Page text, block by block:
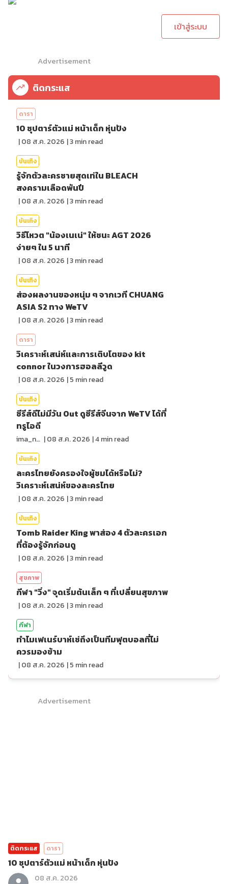
เข้าสู่ระบบ
Advertisement
ติดกระแส
ดารา
10 ซุปตาร์ตัวแม่ หน้าเด็ก หุ่นปัง
|08 ส.ค. 2026 |3min read
บันเทิง
รู้จักตัวละครชายสุดเท่ใน BLEACH
สงครามเลือดพันปี
|08 ส.ค. 2026 |3min read
บันเทิง
วิธีโหวต "น้องเนเน่" ให้ชนะ AGT 2026
ง่ายๆ ใน 5 นาที
|08 ส.ค. 2026 |3min read
บันเทิง
ส่องผลงานของหนุ่ม ๆ จากเวที CHUANG
ASIA S2 ทาง WeTV
|08 ส.ค. 2026 |3min read
ดารา
วิเคราะห์เสน่ห์และการเติบโตของ kit
connor ในวงการฮอลลีวูด
|08 ส.ค. 2026 |5 min read
บันเทิง
ซีรีส์ดีไม่มีวัน Out ดูซีรีส์จีนจาก WeTV ได้ที่
ทรูไอดี
ima_nan |08 ส.ค. 2026 |4min read
บันเทิง
ละครไทยยังครองใจผู้ชมได้หรือไม่?
วิเคราะห์เสน่ห์ของละครไทย
|08 ส.ค. 2026 |3min read
บันเทิง
Tomb Raider King พาส่อง 4 ตัวละครเอก
ที่ต้องรู้จักก่อนดู
|08 ส.ค. 2026 |3min read
สุขภาพ
กีฬา "วิ่ง" จุดเริ่มต้นเล็ก ๆ ที่เปลี่ยนสุขภาพ
|08 ส.ค. 2026 |3min read
กีฬา
ทำไมเฟเนร์บาห์เช่ถึงเป็นทีมฟุตบอลที่ไม่
ควรมองข้าม
|08 ส.ค. 2026 |5 min read
Advertisement
ติดกระแส ดารา
10 ซุปตาร์ตัวแม่ หน้าเด็ก หุ่นปัง
08 ส.ค. 2026